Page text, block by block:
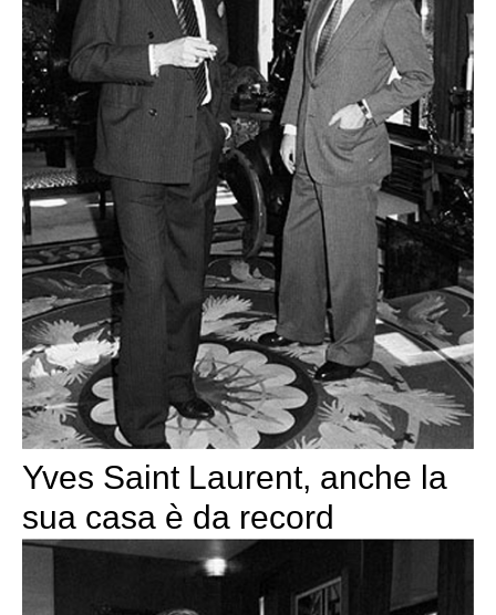
Yves Saint Laurent, anche la
sua casa è da record